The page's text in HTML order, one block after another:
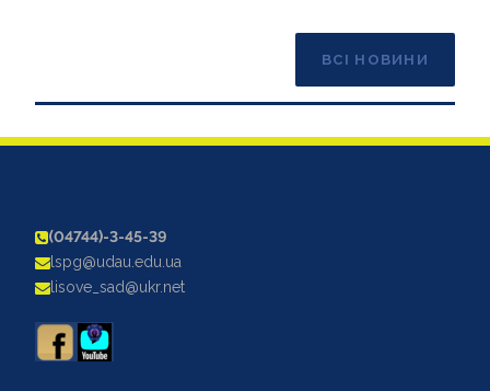
ВСІ НОВИНИ
(04744)-3-45-39
lspg@udau.edu.ua
lisove_sad@ukr.net